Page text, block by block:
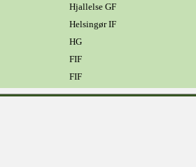
Hjallelse GF
Helsingør IF
HG
FIF
FIF